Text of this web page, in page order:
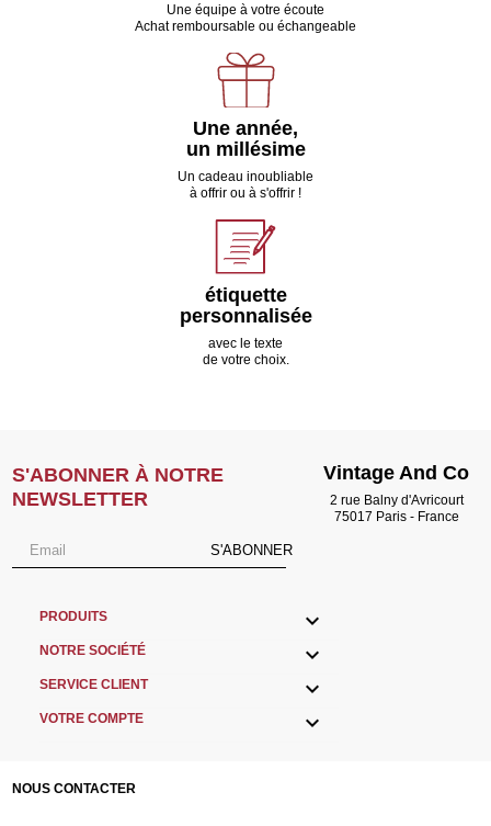
Une équipe à votre écoute
Achat remboursable ou échangeable
Une année,
un millésime
Un cadeau inoubliable
à offrir ou à s'offrir !
étiquette
personnalisée
avec le texte
de votre choix.
S'ABONNER À NOTRE
NEWSLETTER
S'ABONNER
PRODUITS 
NOTRE SOCIÉTÉ 
SERVICE CLIENT 
VOTRE COMPTE 
Vintage And Co
2 rue Balny d'Avricourt
75017 Paris - France
NOUS CONTACTER